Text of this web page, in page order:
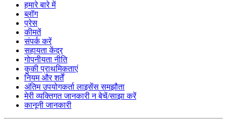
हमारे बारे में
ब्लॉग
प्रेस
कीमतें
संपर्क करें
सहायता केंद्र
गोपनीयता नीति
कुकी प्राथमिकताएं
नियम और शर्तें
अंतिम उपयोगकर्ता लाइसेंस समझौता
मेरी व्यक्तिगत जानकारी न बेचें/साझा करें
कानूनी जानकारी